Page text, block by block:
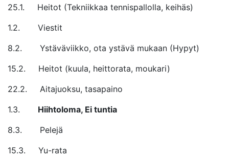
25.1. Heitot (Tekniikkaa tennispallolla, keihäs)
1.2. Viestit
8.2. Ystäväviikko, ota ystävä mukaan (Hypyt)
15.2. Heitot (kuula, heittorata, moukari)
22.2. Aitajuoksu, tasapaino
1.3. Hiihtoloma, Ei tuntia
8.3. Pelejä
15.3. Yu-rata